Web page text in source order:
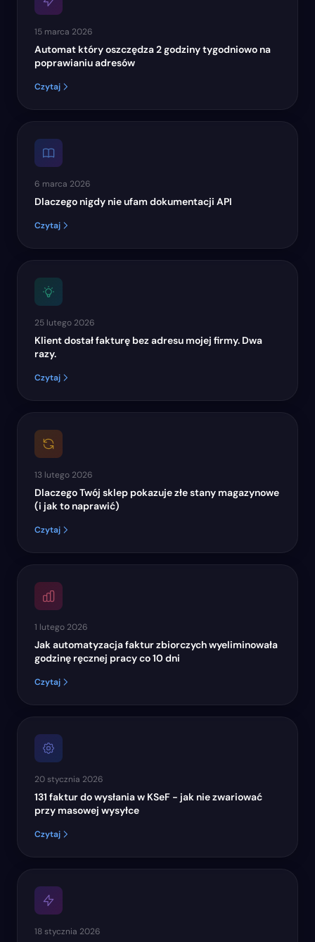
15 marca 2026
Automat który oszczędza 2 godziny tygodniowo na
poprawianiu adresów
Czytaj
6 marca 2026
Dlaczego nigdy nie ufam dokumentacji API
Czytaj
25 lutego 2026
Klient dostał fakturę bez adresu mojej firmy. Dwa
razy.
Czytaj
13 lutego 2026
Dlaczego Twój sklep pokazuje złe stany magazynowe
(i jak to naprawić)
Czytaj
1 lutego 2026
Jak automatyzacja faktur zbiorczych wyeliminowała
godzinę ręcznej pracy co 10 dni
Czytaj
20 stycznia 2026
131 faktur do wysłania w KSeF - jak nie zwariować
przy masowej wysyłce
Czytaj
18 stycznia 2026